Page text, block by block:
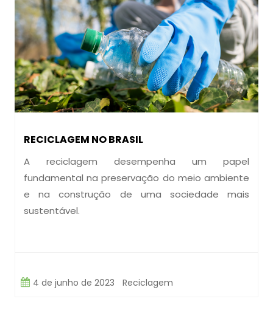
RECICLAGEM NO BRASIL
A reciclagem desempenha um papel
fundamental na preservação do meio ambiente
e na construção de uma sociedade mais
sustentável.
4 de junho de 2023 Reciclagem